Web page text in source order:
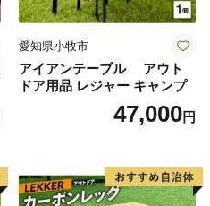
愛知県小牧市
アイアンテーブル アウト
ドア用品 レジャー キャンプ
47,000円